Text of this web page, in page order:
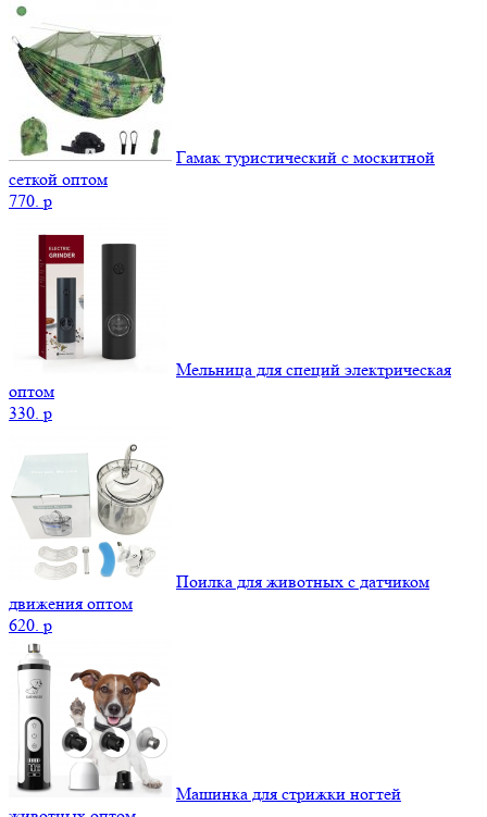
Гамак туристический с москитной
сеткой оптом
770. p
Мельница для специй электрическая
оптом
330. p
Поилка для животных с датчиком
движения оптом
620. p
Машинка для стрижки ногтей